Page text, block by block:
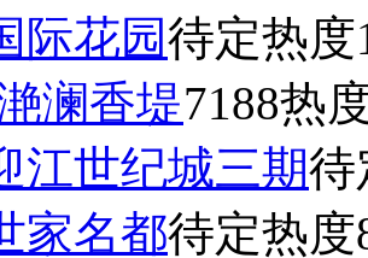
际花园待定热度
澜香堤7188热
江世纪城三期待
家名都待定热度